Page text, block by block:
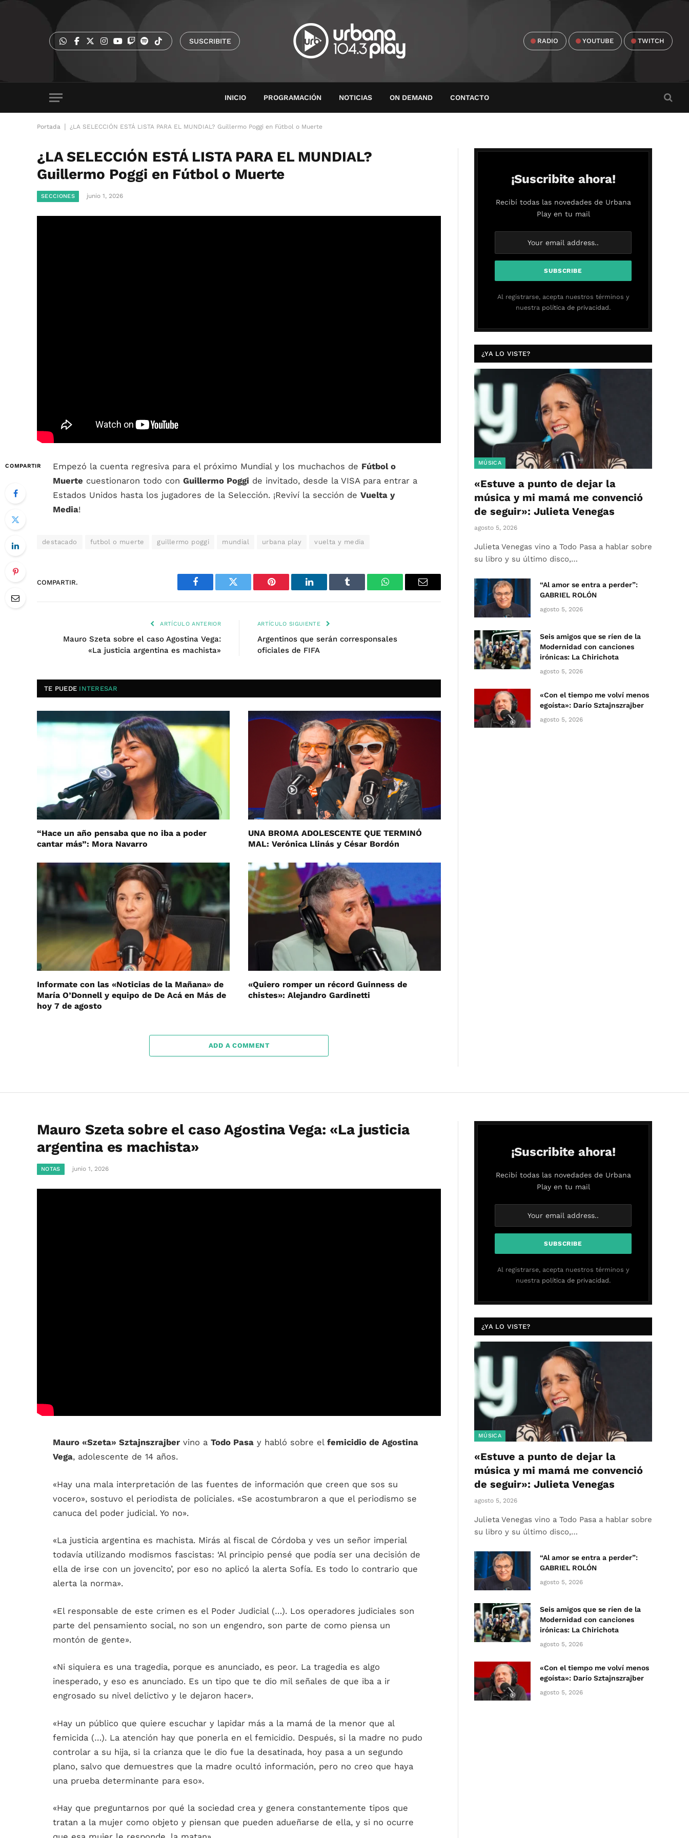
SUSCRIBITE RADIO YOUTUBE TWITCH
INICIO PROGRAMACIÓN NOTICIAS ON DEMAND CONTACTO
Portada ¿LA SELECCIÓN ESTÁ LISTA PARA EL MUNDIAL? Guillermo Poggi en Fútbol o Muerte
¿LA SELECCIÓN ESTÁ LISTA PARA EL MUNDIAL?
Guillermo Poggi en Fútbol o Muerte
SECCIONES junio 1, 2026
COMPARTIR Empezó la cuenta regresiva para el próximo Mundial y los muchachos de Fútbol o
Muerte cuestionaron todo con Guillermo Poggi de invitado, desde la VISA para entrar a
Estados Unidos hasta los jugadores de la Selección. ¡Reviví la sección de Vuelta y
Media!
destacado futbol o muerte guillermo poggi mundial urbana play vuelta y media
COMPARTIR.
Facebook Twitter Pinterest LinkedIn Tumblr WhatsAppEmail
ARTÍCULO ANTERIOR
Mauro Szeta sobre el caso Agostina Vega:
«La justicia argentina es machista»
ARTÍCULO SIGUIENTE
Argentinos que serán corresponsales
oficiales de FIFA
TE PUEDE INTERESAR
“Hace un año pensaba que no iba a poder
cantar más”: Mora Navarro
UNA BROMA ADOLESCENTE QUE TERMINÓ
MAL: Verónica Llinás y César Bordón
Informate con las «Noticias de la Mañana» de
María O’Donnell y equipo de De Acá en Más de
hoy 7 de agosto
«Quiero romper un récord Guinness de
chistes»: Alejandro Gardinetti
ADD A COMMENT
¡Suscribite ahora!
Recibí todas las novedades de Urbana
Play en tu mail
Al registrarse, acepta nuestros términos y
nuestra política de privacidad.
¿YA LO VISTE?
MÚSICA
«Estuve a punto de dejar la
música y mi mamá me convenció
de seguir»: Julieta Venegas
agosto 5, 2026
Julieta Venegas vino a Todo Pasa a hablar sobre
su libro y su último disco,…
“Al amor se entra a perder”:
GABRIEL ROLÓN
agosto 5, 2026
Seis amigos que se ríen de la
Modernidad con canciones
irónicas: La Chirichota
agosto 5, 2026
«Con el tiempo me volví menos
egoísta»: Darío Sztajnszrajber
agosto 5, 2026
Mauro Szeta sobre el caso Agostina Vega: «La justicia
argentina es machista»
NOTAS junio 1, 2026
Mauro «Szeta» Sztajnszrajber vino a Todo Pasa y habló sobre el femicidio de Agostina
Vega, adolescente de 14 años.
«Hay una mala interpretación de las fuentes de información que creen que sos su
vocero», sostuvo el periodista de policiales. «Se acostumbraron a que el periodismo se
canuca del poder judicial. Yo no».
«La justicia argentina es machista. Mirás al fiscal de Córdoba y ves un señor imperial
todavía utilizando modismos fascistas: ‘Al principio pensé que podía ser una decisión de
ella de irse con un jovencito’, por eso no aplicó la alerta Sofía. Es todo lo contrario que
alerta la norma».
«El responsable de este crimen es el Poder Judicial (…). Los operadores judiciales son
parte del pensamiento social, no son un engendro, son parte de como piensa un
montón de gente».
«Ni siquiera es una tragedia, porque es anunciado, es peor. La tragedia es algo
inesperado, y eso es anunciado. Es un tipo que te dio mil señales de que iba a ir
engrosado su nivel delictivo y le dejaron hacer».
«Hay un público que quiere escuchar y lapidar más a la mamá de la menor que al
femicida (…). La atención hay que ponerla en el femicidio. Después, si la madre no pudo
controlar a su hija, si la crianza que le dio fue la desatinada, hoy pasa a un segundo
plano, salvo que demuestres que la madre ocultó información, pero no creo que haya
una prueba determinante para eso».
«Hay que preguntarnos por qué la sociedad crea y genera constantemente tipos que
tratan a la mujer como objeto y piensan que pueden adueñarse de ella, y si no ocurre
¡Suscribite ahora!
Recibí todas las novedades de Urbana
Play en tu mail
Al registrarse, acepta nuestros términos y
nuestra política de privacidad.
¿YA LO VISTE?
MÚSICA
«Estuve a punto de dejar la
música y mi mamá me convenció
de seguir»: Julieta Venegas
agosto 5, 2026
Julieta Venegas vino a Todo Pasa a hablar sobre
su libro y su último disco,…
“Al amor se entra a perder”:
GABRIEL ROLÓN
agosto 5, 2026
Seis amigos que se ríen de la
Modernidad con canciones
irónicas: La Chirichota
agosto 5, 2026
«Con el tiempo me volví menos
egoísta»: Darío Sztajnszrajber
agosto 5, 2026